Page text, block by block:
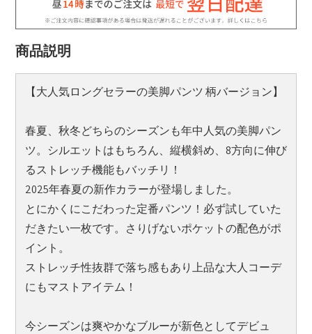
商品説明
【大人気ロングセラーの美脚パンツ 柄バージョン】
春夏、秋冬どちらのシーズンも年中人気の美脚パン
ツ。シルエットはもちろん、縦横斜め、8方向に伸び
るストレッチ機能もバッチリ！
2025年春夏の新作カラーが登場しました。
とにかくにこだわった定番パンツ！必ず試していた
だきたい一枚です。さりげないポケットの配色がポ
イント。
ストレッチ性抜群で落ち感もあり上品な大人コーデ
にもマストアイテム！
今シーズンは爽やかなブルーが新色としてデビュ